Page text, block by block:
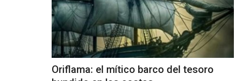
Oriflama: el mítico barco del tesoro